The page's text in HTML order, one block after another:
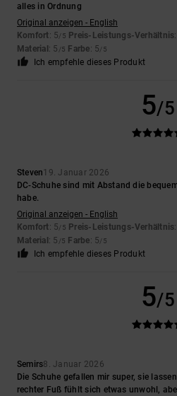
alles in Ordnung
Original anzeigen - English
Komfort: 5/5 Preis-Leistungs-Verhältnis
Material : 5 /5 Farbe: 5/5
Ich empfehle dieses Produkt
5/5
Steven19. Januar 2026
DC-Schuhe sind mit Abstand die
habe.
Original anzeigen - English
Komfort: 5/5 Preis-Leistungs-Verhältnis
Material : 5 /5 Farbe: 5/5
Ich empfehle dieses Produkt
5/5
Semirs8. Januar 2026
Die Schuhe gefallen mir super, sie
rechter Fuß fühlt sich etwas unwohl,